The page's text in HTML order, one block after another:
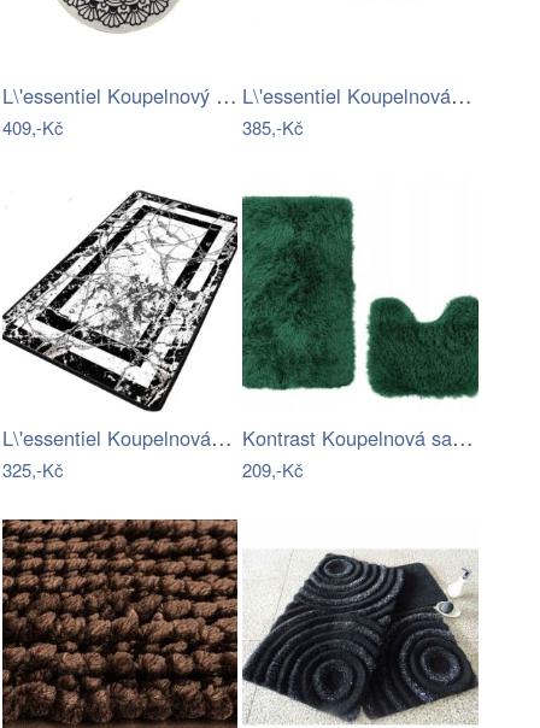
L\'essentiel Koupelnový kobereček Kozzy…
409,-Kč
L\'essentiel Koupelnová předložka…
385,-Kč
L\'essentiel Koupelnová předložka…
325,-Kč
Kontrast Koupelnová sada koberců MEGAN…
209,-Kč